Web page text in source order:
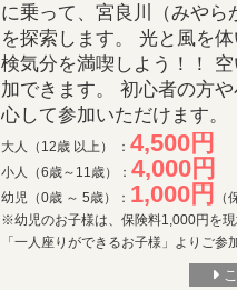
に乗って、宮良川（みやら
を探索します。 光と風を
検気分を満喫しよう！！
加できます。 初心者の方
心して参加いただけます。
大人（12歳 以上） ： 4,500円
小人（6歳～11歳）： 4,000円
幼児（0歳 ～ 5歳）： 1,000円
（
※幼児のお子様は、保険料1,000円を
「一人座りができるお子様」よりご参